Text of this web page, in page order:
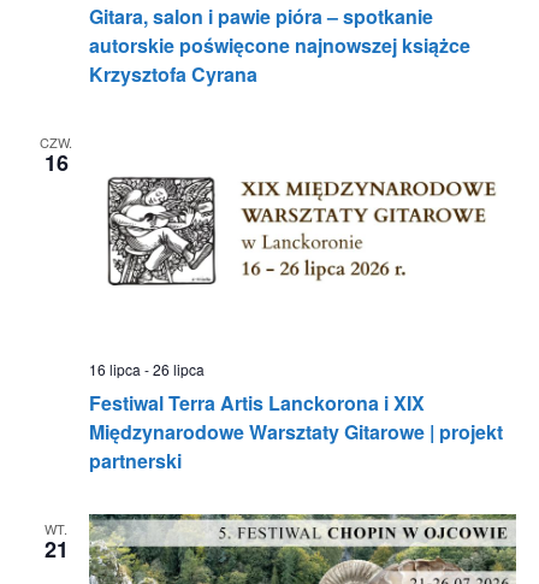
Gitara, salon i pawie pióra – spotkanie
autorskie poświęcone najnowszej książce
Krzysztofa Cyrana
CZW.
16
Festiwal Terra Artis Lanckorona i XIX
Międzynarodowe Warsztaty Gitarowe | projekt
partnerski
16 lipca -26 lipca
WT.
21